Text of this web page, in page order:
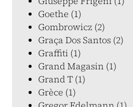
Goethe (1)
Gombrowicz (2)
Graça Dos Santos (2)
Graffiti (1)
Grand Magasin (1)
Grand T (1)
Grèce (1)